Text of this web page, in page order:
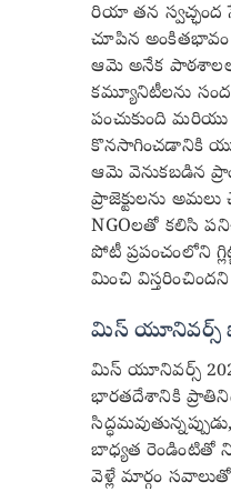
రియా తన స్వచ్ఛంద
చూపిన
ఆమె అనేక
కమ్యూనిటీలను
పంచుకుంది
కొనసాగించడానికి
ఆమె వెనుకబడిన
ప్రాజెక్టులను
NGOలతో కలిసి
పోటీ ప్రపంచంలోని
మించి విస్తరించిందని
మిస్ యూనివర్స్
మిస్ యూనివర్స్
భారతదేశానికి
బాధ్యత రెండింటితో
వెళ్లే మార్గం